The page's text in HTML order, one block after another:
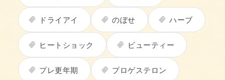
ドライアイ のぼせ ハーブ
ヒートショック ビューティー
プレ更年期 プロゲステロン